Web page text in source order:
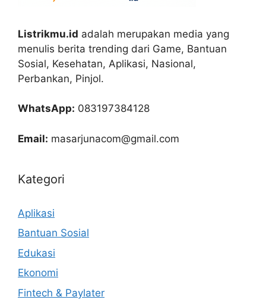
Listrikmu.id adalah merupakan media yang
menulis berita trending dari Game, Bantuan
Sosial, Kesehatan, Aplikasi, Nasional,
Perbankan, Pinjol.
WhatsApp: 083197384128
Email: masarjunacom@gmail.com
Kategori
Aplikasi
Bantuan Sosial
Edukasi
Ekonomi
Fintech & Paylater